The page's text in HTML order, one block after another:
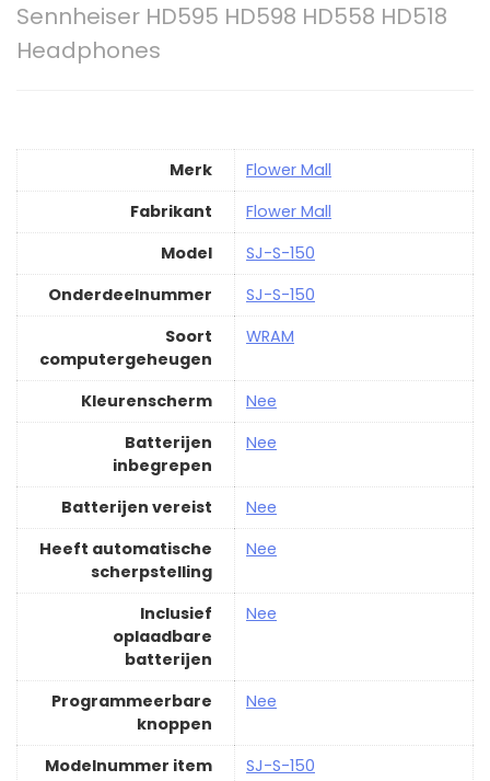
Sennheiser HD595 HD598 HD558 HD518
Headphones
Merk
‎Flower Mall
Fabrikant
‎Flower Mall
Model
‎SJ-S-150
Onderdeelnummer
‎SJ-S-150
Soort
computergeheugen
‎WRAM
Kleurenscherm
‎Nee
Batterijen
inbegrepen
‎Nee
Batterijen vereist
‎Nee
Heeft automatische
scherpstelling
‎Nee
Inclusief
oplaadbare
batterijen
‎Nee
Programmeerbare
knoppen
‎Nee
Modelnummer item ‎SJ-S-150